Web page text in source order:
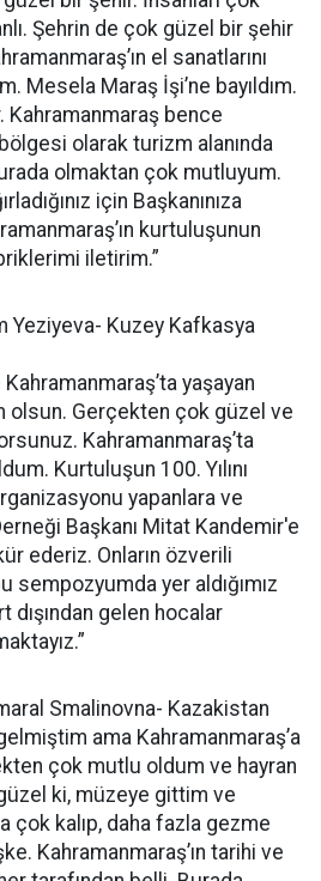
Şehrin de çok güzel bir şehir
el sanatlarını
Mesela Maraş İşi’ne bayıldım.
Kahramanmaraş bence
olarak turizm alanında
olmaktan çok mutluyum.
için Başkanınıza
kurtuluşunun
iletirim.”
Yeziyeva- Kuzey Kafkasya
yaşayan
olsun. Gerçekten çok güzel ve
Kahramanmaraş’ta
Kurtuluşun 100. Yılını
yapanlara ve
Başkanı Mitat Kandemir'e
ederiz. Onların özverili
sempozyumda yer aldığımız
gelen hocalar
Smalinovna- Kazakistan
ama Kahramanmaraş’a
çok mutlu oldum ve hayran
ki, müzeye gittim ve
çok kalıp, daha fazla gezme
Kahramanmaraş’ın tarihi ve